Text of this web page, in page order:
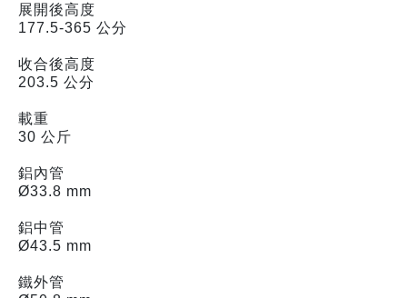
展開後高度
177.5-365 公分
收合後高度
203.5 公分
載重
30 公斤
鋁內管
Ø33.8 mm
鋁中管
Ø43.5 mm
鐵外管